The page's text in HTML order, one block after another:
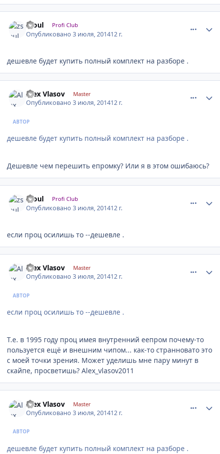
zsoul Profi Club
Опубликовано3 июля, 201412 г.
дешевле будет купить полный комплект на разборе .
Alex Vlasov Master
Опубликовано3 июля, 201412 г.
АВТОР
дешевле будет купить полный комплект на разборе .
Дешевле чем перешить епромку? Или я в этом ошибаюсь?
zsoul Profi Club
Опубликовано3 июля, 201412 г.
если проц осилишь то --дешевле .
Alex Vlasov Master
Опубликовано3 июля, 201412 г.
АВТОР
если проц осилишь то --дешевле .
Т.е. в 1995 году проц имея внутренний еепром почему-то
пользуется ещё и внешним чипом... как-то странновато это
с моей точки зрения. Может уделишь мне пару минут в
скайпе, просветишь? Alex_vlasov2011
Alex Vlasov Master
Опубликовано3 июля, 201412 г.
АВТОР
дешевле будет купить полный комплект на разборе .